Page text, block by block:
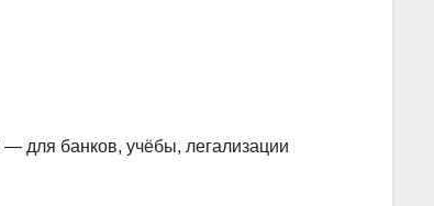
— для банков, учёбы, легализации